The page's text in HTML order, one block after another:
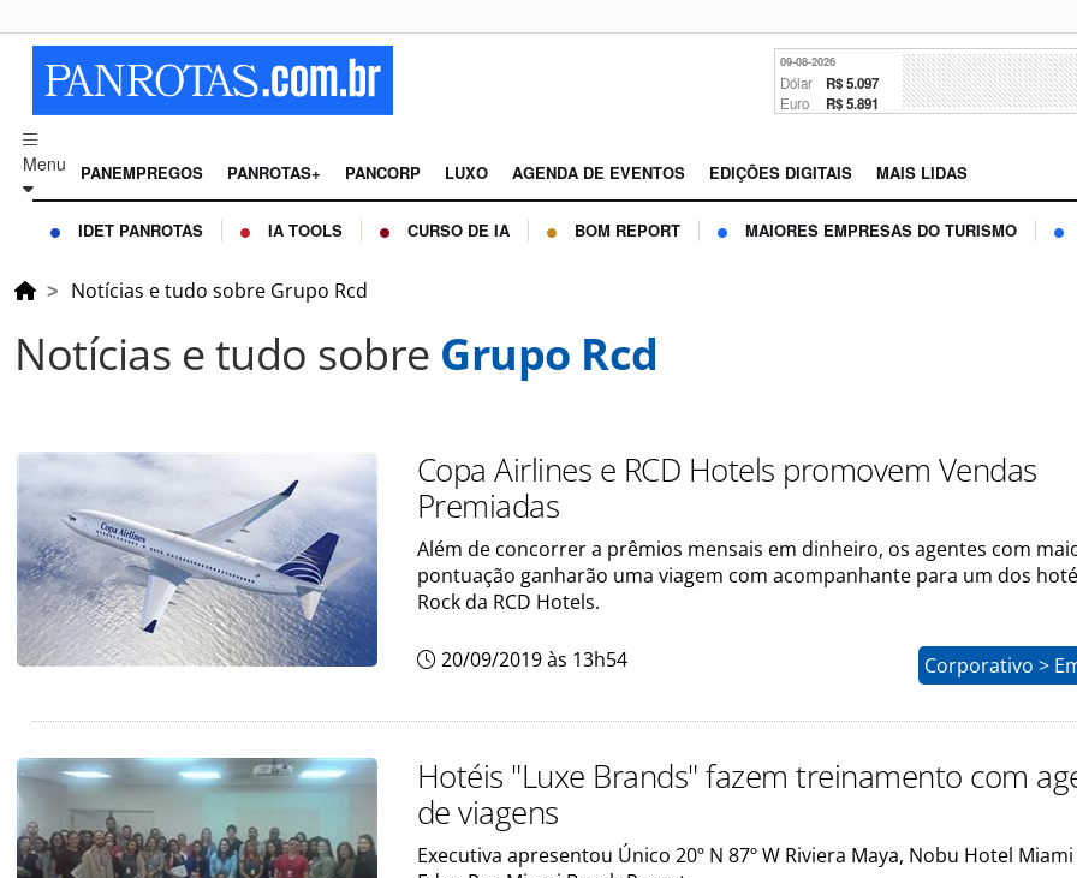
09-08-2026
Dólar R$ 5.097
Euro R$ 5.891
Menu PANEMPREGOS PANROTAS+ PANCORP LUXO AGENDA DE EVENTOS EDIÇÕES DIGITAIS MAIS LIDAS
IDET PANROTAS IA TOOLS CURSO DE IA BOM REPORT MAIORES EMPRESAS DO TURISMO
Notícias e tudo sobre Grupo Rcd
Notícias e tudo sobre Grupo Rcd
Copa Airlines e RCD Hotels promovem Vendas
Premiadas
Além de concorrer a prêmios mensais em dinheiro, os agentes com
pontuação ganharão uma viagem com acompanhante para um dos
Rock da RCD Hotels.
20/09/2019 às 13h54 Corporativo >
Hotéis "Luxe Brands" fazem treinamento com
de viagens
Executiva apresentou Único 20º N 87º W Riviera Maya, Nobu Hotel